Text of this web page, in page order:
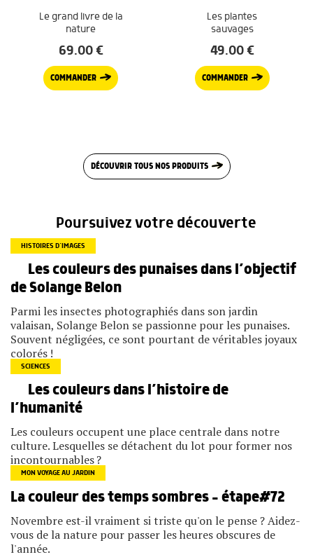
Le grand livre de la
nature
69.00€
COMMANDER
Les plantes
sauvages
49.00€
COMMANDER
DÉCOUVRIR TOUS NOS PRODUITS
Poursuivez votre découverte
HISTOIRES D’IMAGES
Les couleurs des punaises dans l’objectif
de Solange Belon
Parmi les insectes photographiés dans son jardin
valaisan, Solange Belon se passionne pour les punaises.
Souvent négligées, ce sont pourtant de véritables joyaux
colorés !
SCIENCES
Les couleurs dans l’histoire de
l’humanité
Les couleurs occupent une place centrale dans notre
culture. Lesquelles se détachent du lot pour former nos
incontournables ?
MON VOYAGE AU JARDIN
La couleur des temps sombres – étape#72
Novembre est-il vraiment si triste qu'on le pense ? Aidez-
vous de la nature pour passer les heures obscures de
l'année.